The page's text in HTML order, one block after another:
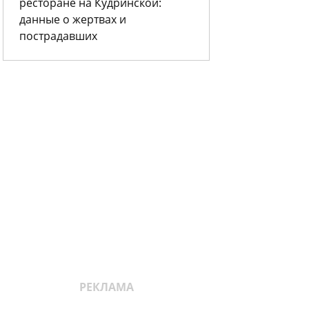
данные о жертвах и
пострадавших